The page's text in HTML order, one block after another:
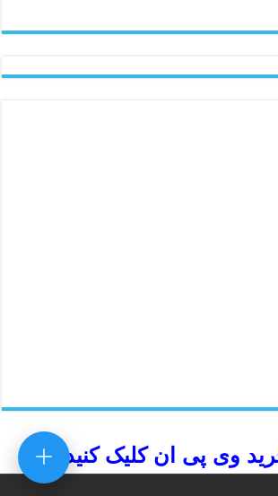
وی پی ان کلیک کنید